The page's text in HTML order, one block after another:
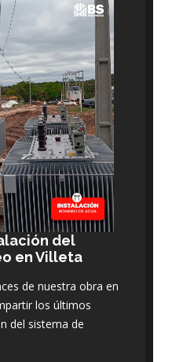
del
en Villeta
de nuestra obra en
los últimos
del sistema de